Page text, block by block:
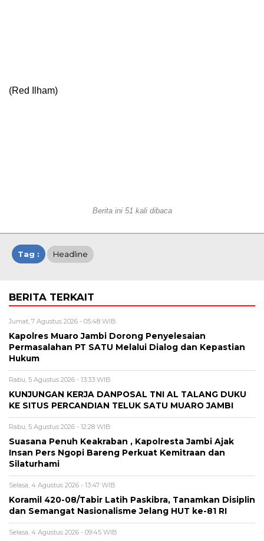
(Red Ilham)
Berita ini 51 kali dibaca
Tag : Headline
BERITA TERKAIT
Jumat, 7 Agustus 2026 - 05:48 WIB
Kapolres Muaro Jambi Dorong Penyelesaian
Permasalahan PT SATU Melalui Dialog dan Kepastian
Hukum
Rabu, 5 Agustus 2026 - 13:33 WIB
KUNJUNGAN KERJA DANPOSAL TNI AL TALANG DUKU
KE SITUS PERCANDIAN TELUK SATU MUARO JAMBI
Rabu, 5 Agustus 2026 - 12:28 WIB
Suasana Penuh Keakraban , Kapolresta Jambi Ajak
Insan Pers Ngopi Bareng Perkuat Kemitraan dan
Silaturhami
Selasa, 4 Agustus 2026 - 13:47 WIB
Koramil 420-08/Tabir Latih Paskibra, Tanamkan Disiplin
dan Semangat Nasionalisme Jelang HUT ke-81 RI
Selasa, 4 Agustus 2026 - 09:45 WIB